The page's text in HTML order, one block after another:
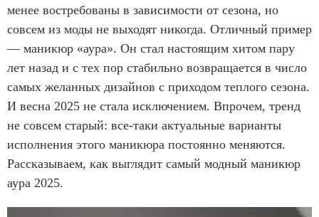
менее востребованы в зависимости от сезона, но
совсем из моды не выходят никогда. Отличный пример
— маникюр «аура». Он стал настоящим хитом пару
лет назад и с тех пор стабильно возвращается в число
самых желанных дизайнов с приходом теплого сезона.
И весна 2025 не стала исключением. Впрочем, тренд
не совсем старый: все-таки актуальные варианты
исполнения этого маникюра постоянно меняются.
Рассказываем, как выглядит самый модный маникюр
аура 2025.